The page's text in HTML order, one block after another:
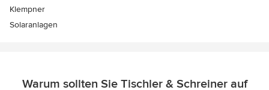
Klempner
Solaranlagen
Warum sollten Sie Tischler & Schreiner auf